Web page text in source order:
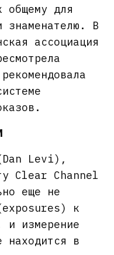
общему для
знаменателю. В
ассоциация
Levi),
Clear Channel
еще не
к
измерение
находится в